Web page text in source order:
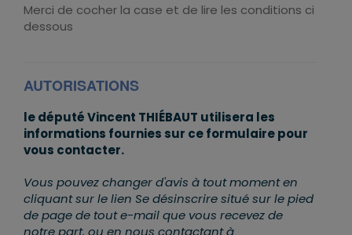
Merci de cocher la case et de lire les conditions ci
dessous
AUTORISATIONS
le député Vincent THIÉBAUT utilisera les
informations fournies sur ce formulaire pour
vous contacter.
Vous pouvez changer d'avis à tout moment en
cliquant sur le lien Se désinscrire situé sur le pied
de page de tout e-mail que vous recevez de
notre part, ou en nous contactant à